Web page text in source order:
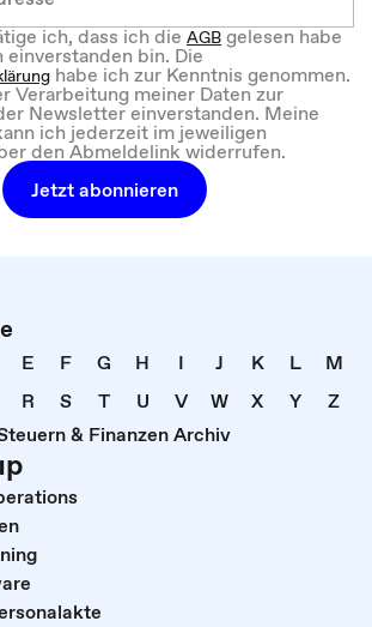
ich, dass ich dieAGBgelesen habe
einverstanden bin. Die
habe ich zur Kenntnis genommen.
Verarbeitung meiner Daten zur
Newsletter einverstanden. Meine
ich jederzeit im jeweiligen
den Abmeldelink widerrufen.
Jetzt abonnieren
E F G H I J K L
M
R S T U V W X Y
Z
& Finanzen Archiv